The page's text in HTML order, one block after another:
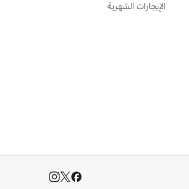
الإيجارات الشهرية